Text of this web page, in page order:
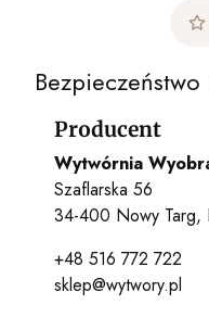
Producent
Wytwórnia
Szaflarska 56
34-400 Nowy Targ,
+48 516 772 722
sklep@wytwory.pl